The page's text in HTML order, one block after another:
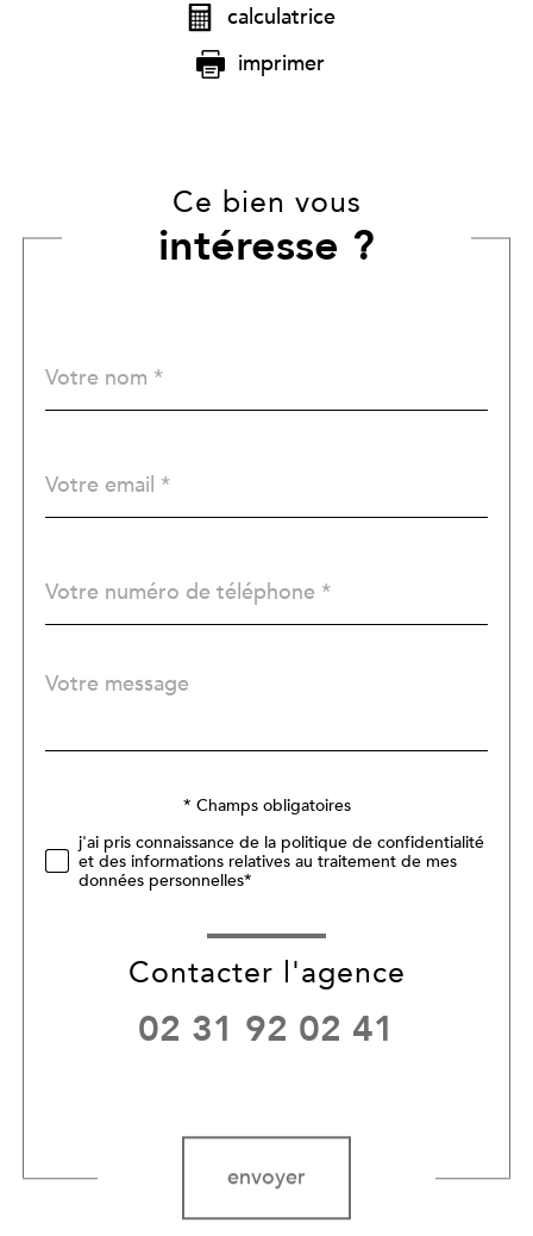
calculatrice
imprimer
Ce bien vous
intéresse ?
par
*
*
*
Fieldset
défaut
Message
*
Validation* Champs obligatoires
j'ai pris connaissance de la politique de confidentialité
et des informations relatives au traitement de mes
données personnelles*
Contacter l'agence
02 31 92 02 41
envoyer